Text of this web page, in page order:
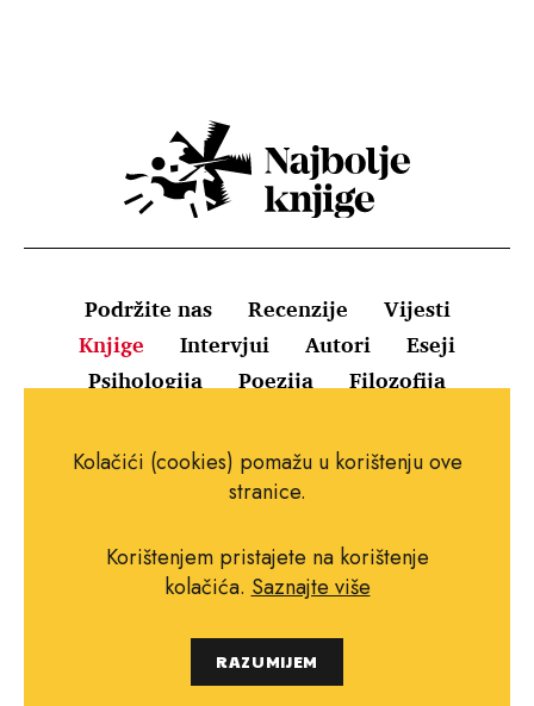
Podržite nas Recenzije
Vijesti
Knjige
Intervjui Autori
Eseji
Psihologija
Poezija Filozofija
Uvjeti korištenja
Pravila o kolačićima
Impressum
Copyright © 2010.-2021. najboljeknjige.com.
Kolačići (cookies) pomažu u korištenju ove
stranice.
Korištenjem pristajete na korištenje
kolačića. Saznajte više
RAZUMIJEM